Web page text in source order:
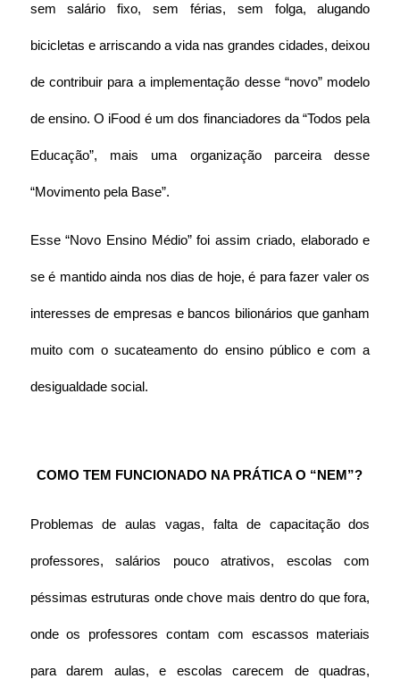
sem salário fixo, sem férias, sem folga, alugando
bicicletas e arriscando a vida nas grandes cidades, deixou
de contribuir para a implementação desse “novo” modelo
de ensino. O iFood é um dos financiadores da “Todos pela
Educação”, mais uma organização parceira desse
“Movimento pela Base”.
Esse “Novo Ensino Médio” foi assim criado, elaborado e
se é mantido ainda nos dias de hoje, é para fazer valer os
interesses de empresas e bancos bilionários que ganham
muito com o sucateamento do ensino público e com a
desigualdade social.
COMO TEM FUNCIONADO NA PRÁTICA O “NEM”?
Problemas de aulas vagas, falta de capacitação dos
professores, salários pouco atrativos, escolas com
péssimas estruturas onde chove mais dentro do que fora,
onde os professores contam com escassos materiais
para darem aulas, e escolas carecem de quadras,